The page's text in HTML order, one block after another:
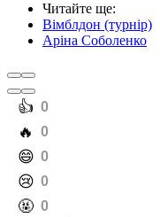
Читайте ще:
Вімблдон (турнір)
Аріна Соболенко
️👍 0
️🔥 0
️😄 0
️😢 0
️🤬 0